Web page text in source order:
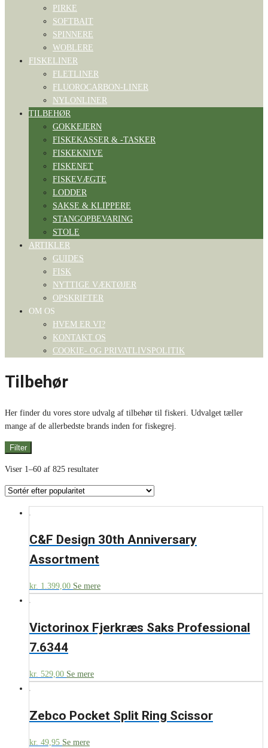
PIRKE
SOFTBAIT
SPINNERE
WOBLERE
FISKELINER
FLETLINER
FLUOROCARBON-LINER
NYLONLINER
TILBEHØR
GOKKEJERN
FISKEKASSER & -TASKER
FISKEKNIVE
FISKENET
FISKEVÆGTE
LODDER
SAKSE & KLIPPERE
STANGOPBEVARING
STOLE
ARTIKLER
GUIDES
FISK
NYTTIGE VÆKTØJER
OPSKRIFTER
OM OS
HVEM ER VI?
KONTAKT OS
COOKIE- OG PRIVATLIVSPOLITIK
Tilbehør
Her finder du vores store udvalg af tilbehør til fiskeri. Udvalget tæller
mange af de allerbedste brands inden for fiskegrej.
Filter
Viser 1–60 af 825 resultater
C&F Design 30th Anniversary
Assortment
kr. 1.399,00 Se mere
Victorinox Fjerkræs Saks Professional
7.6344
kr. 529,00 Se mere
Zebco Pocket Split Ring Scissor
kr. 49,95 Se mere